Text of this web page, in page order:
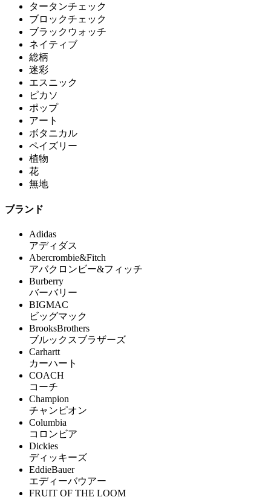
タータンチェック
ブロックチェック
ブラックウォッチ
ネイティブ
総柄
迷彩
エスニック
ピカソ
ポップ
アート
ボタニカル
ペイズリー
植物
花
無地
ブランド
Adidas
アディダス
Abercrombie&Fitch
アバクロンビー&フィッチ
Burberry
バーバリー
BIGMAC
ビッグマック
BrooksBrothers
ブルックスブラザーズ
Carhartt
カーハート
COACH
コーチ
Champion
チャンピオン
Columbia
コロンビア
Dickies
ディッキーズ
EddieBauer
エディーバウアー
FRUIT OF THE LOOM